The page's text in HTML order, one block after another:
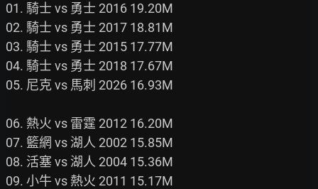
01. 騎士 vs 勇士 2016 19.20M
02. 騎士 vs 勇士 2017 18.81M
03. 騎士 vs 勇士 2015 17.77M
04. 騎士 vs 勇士 2018 17.67M
05. 尼克 vs 馬刺 2026 16.93M
06. 熱火 vs 雷霆 2012 16.20M
07. 籃網 vs 湖人 2002 15.85M
08. 活塞 vs 湖人 2004 15.36M
09. 小牛 vs 熱火 2011 15.17M